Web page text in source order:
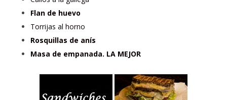
Flan de huevo
Torrijas al horno
Rosquillas de anís
Masa de empanada. LA MEJOR